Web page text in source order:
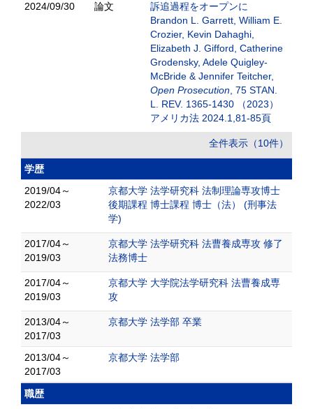
2024/09/30 論文
訴追過程をオープンに
Brandon L. Garrett, William E.
Crozier, Kevin Dahaghi,
Elizabeth J. Gifford, Catherine
Grodensky, Adele Quigley-
McBride & Jennifer Teitcher,
Open Prosecution , 75 STAN.
L. REV. 1365-1430 （2023）
アメリカ法 2024.1,81-85頁
全件表示（10件）
学歴
2019/04～
2022/03
京都大学 法学研究科 法制理論専攻博士
後期課程 博士課程 博士（法） (刑事法
学)
2017/04～
2019/03
京都大学 法学研究科 法曹養成専攻 修了
法務博士
2017/04～
2019/03
京都大学 大学院法学研究科 法曹養成専
攻
2013/04～
2017/03
京都大学 法学部 卒業
2013/04～
2017/03
京都大学 法学部
職歴